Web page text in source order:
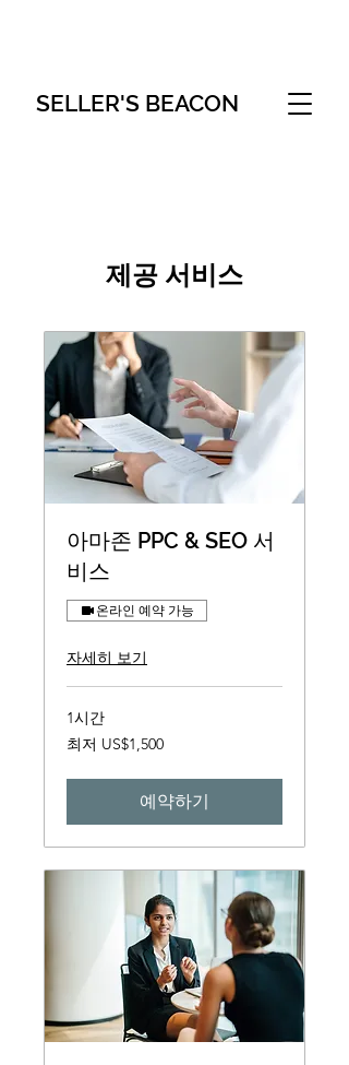
SELLER'S BEACON
제공 서비스
아마존 PPC & SEO 서
비스
온라인 예약 가능
자세히 보기
1시간
최
저
미
러
최저 US$1,500
예약하기